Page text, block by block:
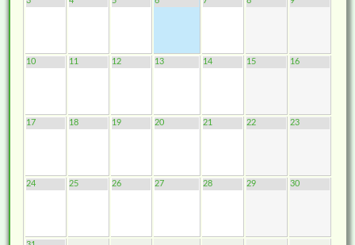
10 11 12 13 14 15 16
17 18 19 20 21 22 23
24 25 26 27 28 29 30